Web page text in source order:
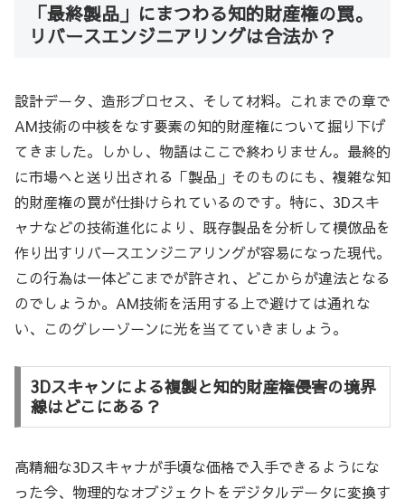
「最終製品」にまつわる知的財産権の罠。
リバースエンジニアリングは合法か？
設計データ、造形プロセス、そして材料。これまでの章で
AM技術の中核をなす要素の知的財産権について掘り下げ
てきました。しかし、物語はここで終わりません。最終的
に市場へと送り出される「製品」そのものにも、複雑な知
的財産権の罠が仕掛けられているのです。特に、3Dスキ
ャナなどの技術進化により、既存製品を分析して模倣品を
作り出すリバースエンジニアリングが容易になった現代。
この行為は一体どこまでが許され、どこからが違法となる
のでしょうか。AM技術を活用する上で避けては通れな
い、このグレーゾーンに光を当てていきましょう。
3Dスキャンによる複製と知的財産権侵害の境界
線はどこにある？
高精細な3Dスキャナが手頃な価格で入手できるようにな
った今、物理的なオブジェクトをデジタルデータに変換す